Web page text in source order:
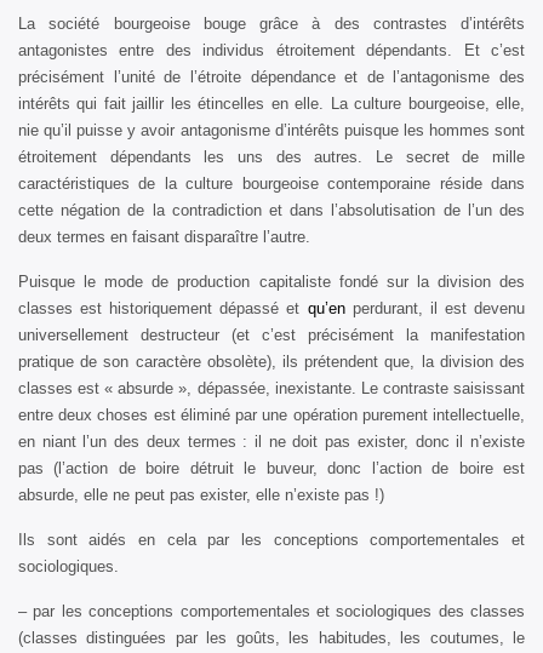
La société bourgeoise bouge grâce à des contrastes d’intérêts
antagonistes entre des individus étroitement dépendants. Et c’est
précisément l’unité de l’étroite dépendance et de l’antagonisme des
intérêts qui fait jaillir les étincelles en elle. La culture bourgeoise, elle,
nie qu’il puisse y avoir antagonisme d’intérêts puisque les hommes sont
étroitement dépendants les uns des autres. Le secret de mille
caractéristiques de la culture bourgeoise contemporaine réside dans
cette négation de la contradiction et dans l’absolutisation de l’un des
deux termes en faisant disparaître l’autre.
Puisque le mode de production capitaliste fondé sur la division des
classes est historiquement dépassé et qu’enperdurant, il est devenu
universellement destructeur (et c’est précisément la manifestation
pratique de son caractère obsolète), ils prétendent que, la division des
classes est « absurde », dépassée, inexistante. Le contraste saisissant
entre deux choses est éliminé par une opération purement intellectuelle,
en niant l’un des deux termes : il ne doit pas exister, donc il n’existe
pas (l’action de boire détruit le buveur, donc l’action de boire est
absurde, elle ne peut pas exister, elle n’existe pas !)
Ils sont aidés en cela par les conceptions comportementales et
sociologiques.
– par les conceptions comportementales et sociologiques des classes
(classes distinguées par les goûts, les habitudes, les coutumes, le